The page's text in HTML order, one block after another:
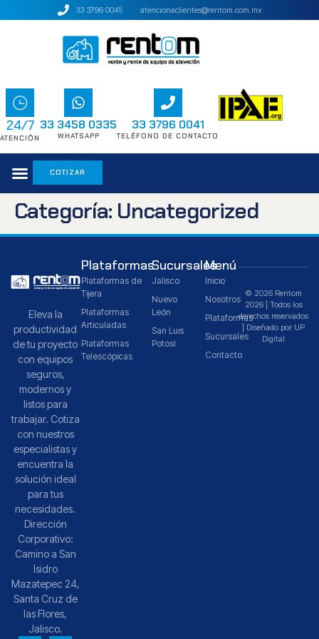
33 3796 0041 atencionaclientes@rentom.com.mx
24/7
ATENCIÓN
33 3458 0335
WHATSAPP
33 3796 0041
TELÉFONO DE CONTACTO
COTIZAR
Categoría: Uncategorized
Eleva la
productividad
de tu proyecto
con equipos
seguros,
modernos y
listos para
trabajar. Cotiza
con nuestros
especialistas y
encuentra la
solución ideal
para tus
necesidades.
Dirección
Corporativo:
Camino a San
Isidro
Mazatepec 24,
Santa Cruz de
las Flores,
Jalisco.
Plataformas
Plataformas de
Tijera
Plataformas
Articuladas
Plataformas
Telescópicas
Sucursales
Jalisco
Nuevo
León
San Luis
Potosí
Menú
Inicio
Nosotros
Plataformas
Sucursales
Contacto
© 2026 Rentom
2026 | Todos los
derechos reservados
| Diseñado por UP
Digital